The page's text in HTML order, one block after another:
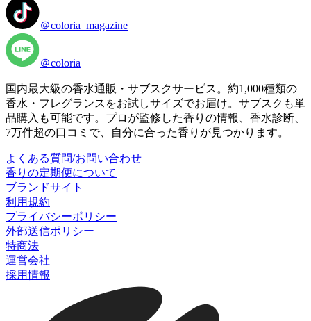
＠coloria_magazine
＠coloria
国内最大級の香水通販・サブスクサービス。約1,000種類の
香水・フレグランスをお試しサイズでお届け。サブスクも単
品購入も可能です。プロが監修した香りの情報、香水診断、
7万件超の口コミで、自分に合った香りが見つかります。
よくある質問/お問い合わせ
香りの定期便について
ブランドサイト
利用規約
プライバシーポリシー
外部送信ポリシー
特商法
運営会社
採用情報